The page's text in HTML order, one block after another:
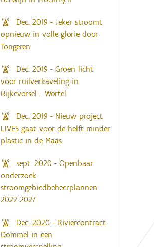
Dec. 2019 - Jeker stroomt
opnieuw in volle glorie door
Tongeren
Dec. 2019 - Groen licht
voor ruilverkaveling in
Rijkevorsel - Wortel
Dec. 2019 - Nieuw project
LIVES gaat voor de helft minder
plastic in de Maas
sept. 2020 - Openbaar
onderzoek
stroomgebiedbeheerplannen
2022-2027
Dec. 2020 - Riviercontract
Dommel in een